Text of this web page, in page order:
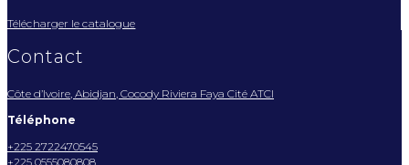
Télécharger le catalogue
Contact
Côte d’Ivoire, Abidjan, Cocody Riviera Faya Cité ATCI
Téléphone
+225 2722470545
+225 0555080808